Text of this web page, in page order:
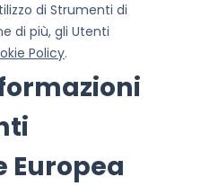
di Strumenti di
di più, gli Utenti
Policy.
Europea